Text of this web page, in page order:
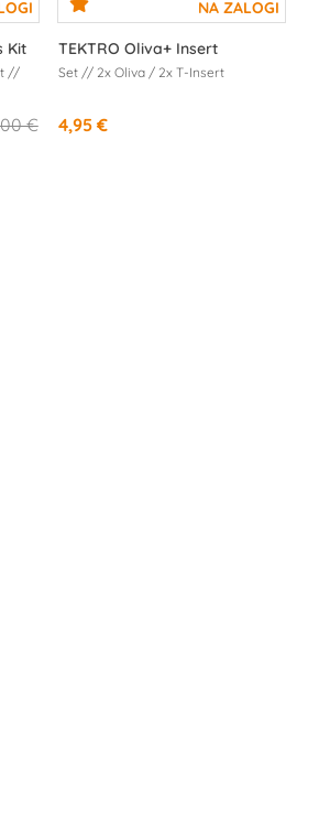
Kit
//
€
TEKTRO Oliva+ Insert
Set // 2x Oliva / 2x T-Insert
4,95 €